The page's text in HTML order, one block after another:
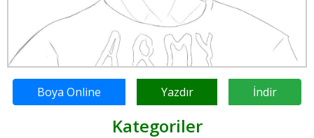
Boya Online Yazdır İndir
Kategoriler